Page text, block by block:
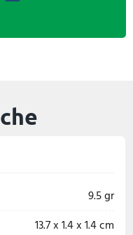
9.5 gr
13.7 x 1.4 x 1.4 cm